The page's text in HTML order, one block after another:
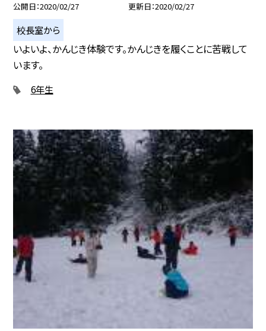
公開日 2020/02/27 更新日 2020/02/27
校長室から
いよいよ、かんじき体験です。かんじきを履くことに苦戦して
います。
6年生